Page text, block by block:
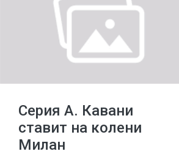
Серия А. Кавани
ставит на колени
Милан